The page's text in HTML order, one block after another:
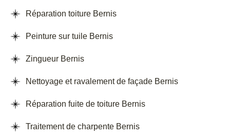
Réparation toiture Bernis
Peinture sur tuile Bernis
Zingueur Bernis
Nettoyage et ravalement de façade Bernis
Réparation fuite de toiture Bernis
Traitement de charpente Bernis